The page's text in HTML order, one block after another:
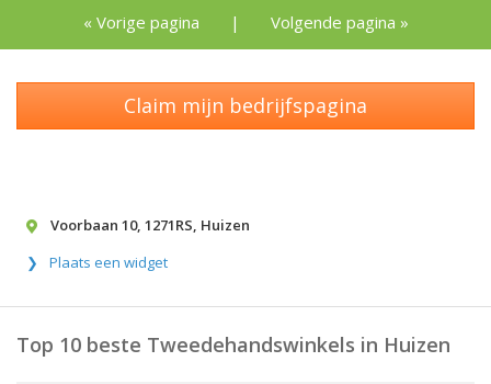
« Vorige pagina | Volgende pagina »
Claim mijn bedrijfspagina
Voorbaan 10, 1271RS, Huizen
Plaats een widget
Top 10 beste Tweedehandswinkels in Huizen